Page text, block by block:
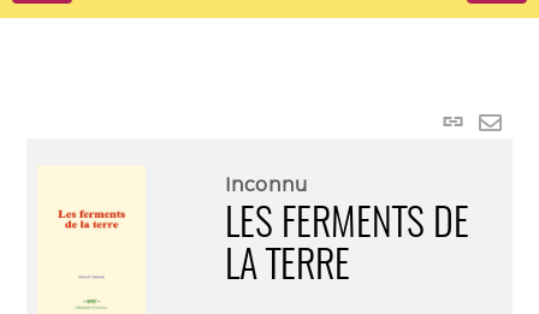
Lien
Inconnu
LES FERMENTS DE
LA TERRE